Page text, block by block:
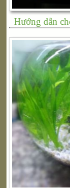
Hướng dẫn